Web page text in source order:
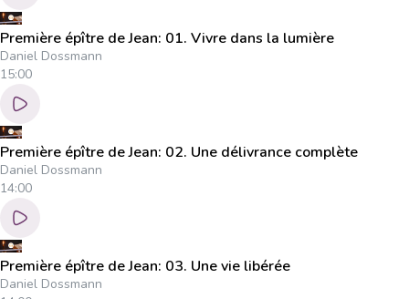
Première épître de Jean: 01. Vivre dans la lumière
Daniel Dossmann
15:00
Première épître de Jean: 02. Une délivrance complète
Daniel Dossmann
14:00
Première épître de Jean: 03. Une vie libérée
Daniel Dossmann